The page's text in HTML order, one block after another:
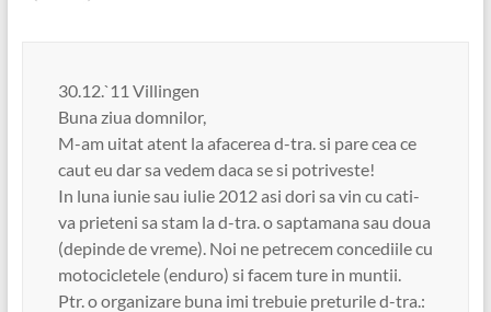
30.12.`11 Villingen
Buna ziua domnilor,
M-am uitat atent la afacerea d-tra. si pare cea ce
caut eu dar sa vedem daca se si potriveste!
In luna iunie sau iulie 2012 asi dori sa vin cu cati-
va prieteni sa stam la d-tra. o saptamana sau doua
(depinde de vreme). Noi ne petrecem concediile cu
motocicletele (enduro) si facem ture in muntii.
Ptr. o organizare buna imi trebuie preturile d-tra.: